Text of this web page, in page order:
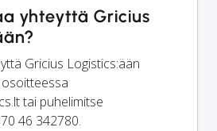
yhteyttä Gricius
Gricius Logistics:ään
tai puhelimitse
46 342780.